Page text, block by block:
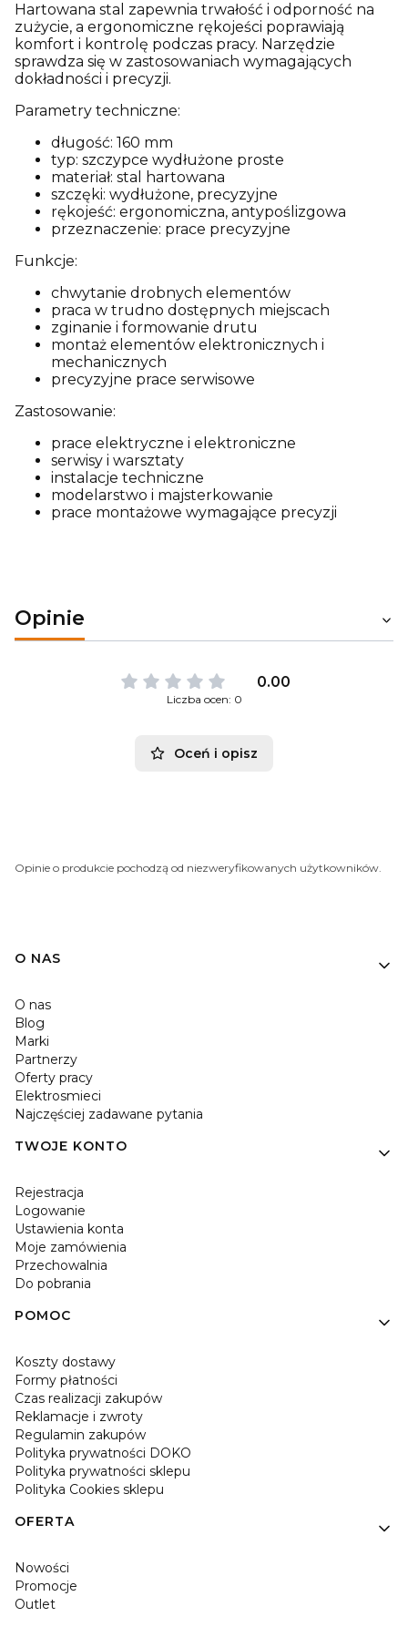
Hartowana stal zapewnia trwałość i odporność na
zużycie, a ergonomiczne rękojeści poprawiają
komfort i kontrolę podczas pracy. Narzędzie
sprawdza się w zastosowaniach wymagających
dokładności i precyzji.
Parametry techniczne:
długość: 160 mm
typ: szczypce wydłużone proste
materiał: stal hartowana
szczęki: wydłużone, precyzyjne
rękojeść: ergonomiczna, antypoślizgowa
przeznaczenie: prace precyzyjne
Funkcje:
chwytanie drobnych elementów
praca w trudno dostępnych miejscach
zginanie i formowanie drutu
montaż elementów elektronicznych i
mechanicznych
precyzyjne prace serwisowe
Zastosowanie:
prace elektryczne i elektroniczne
serwisy i warsztaty
instalacje techniczne
modelarstwo i majsterkowanie
prace montażowe wymagające precyzji
Opinie
0.00
Liczba ocen: 0
Oceń i opisz
Opinie o produkcie pochodzą od niezweryfikowanych użytkowników.
O NAS
O nas
Blog
Marki
Partnerzy
Oferty pracy
Elektrosmieci
Najczęściej zadawane pytania
TWOJE KONTO
Rejestracja
Logowanie
Ustawienia konta
Moje zamówienia
Przechowalnia
Do pobrania
POMOC
Koszty dostawy
Formy płatności
Czas realizacji zakupów
Reklamacje i zwroty
Regulamin zakupów
Polityka prywatności DOKO
Polityka prywatności sklepu
Polityka Cookies sklepu
OFERTA
Nowości
Promocje
Outlet